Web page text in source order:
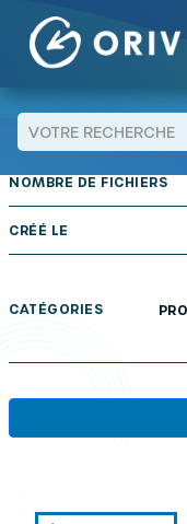
Aller au contenu
publications
TAILLE
NOMBRE DE FICHIERS
CRÉÉ LE
CATÉGORIES
Panneau de